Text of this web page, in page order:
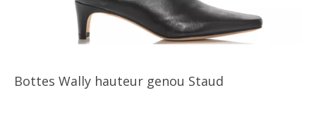
Bottes Wally hauteur genou Staud